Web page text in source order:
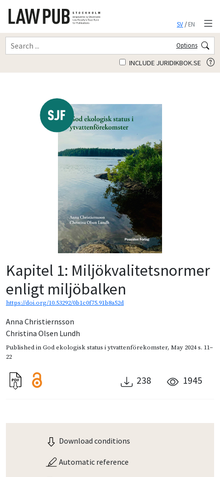
SV/EN
Options
INCLUDE JURIDIKBOK.SE
Kapitel 1: Miljökvalitetsnormer
enligt miljöbalken
https://doi.org/10.53292/0b1c0f75.91b8a52d
Anna Christiernsson
Christina Olsen Lundh
Published inGod ekologisk status i ytvattenförekomster, May 2024s. 11–
22
238 1945
Download conditions
Automatic reference